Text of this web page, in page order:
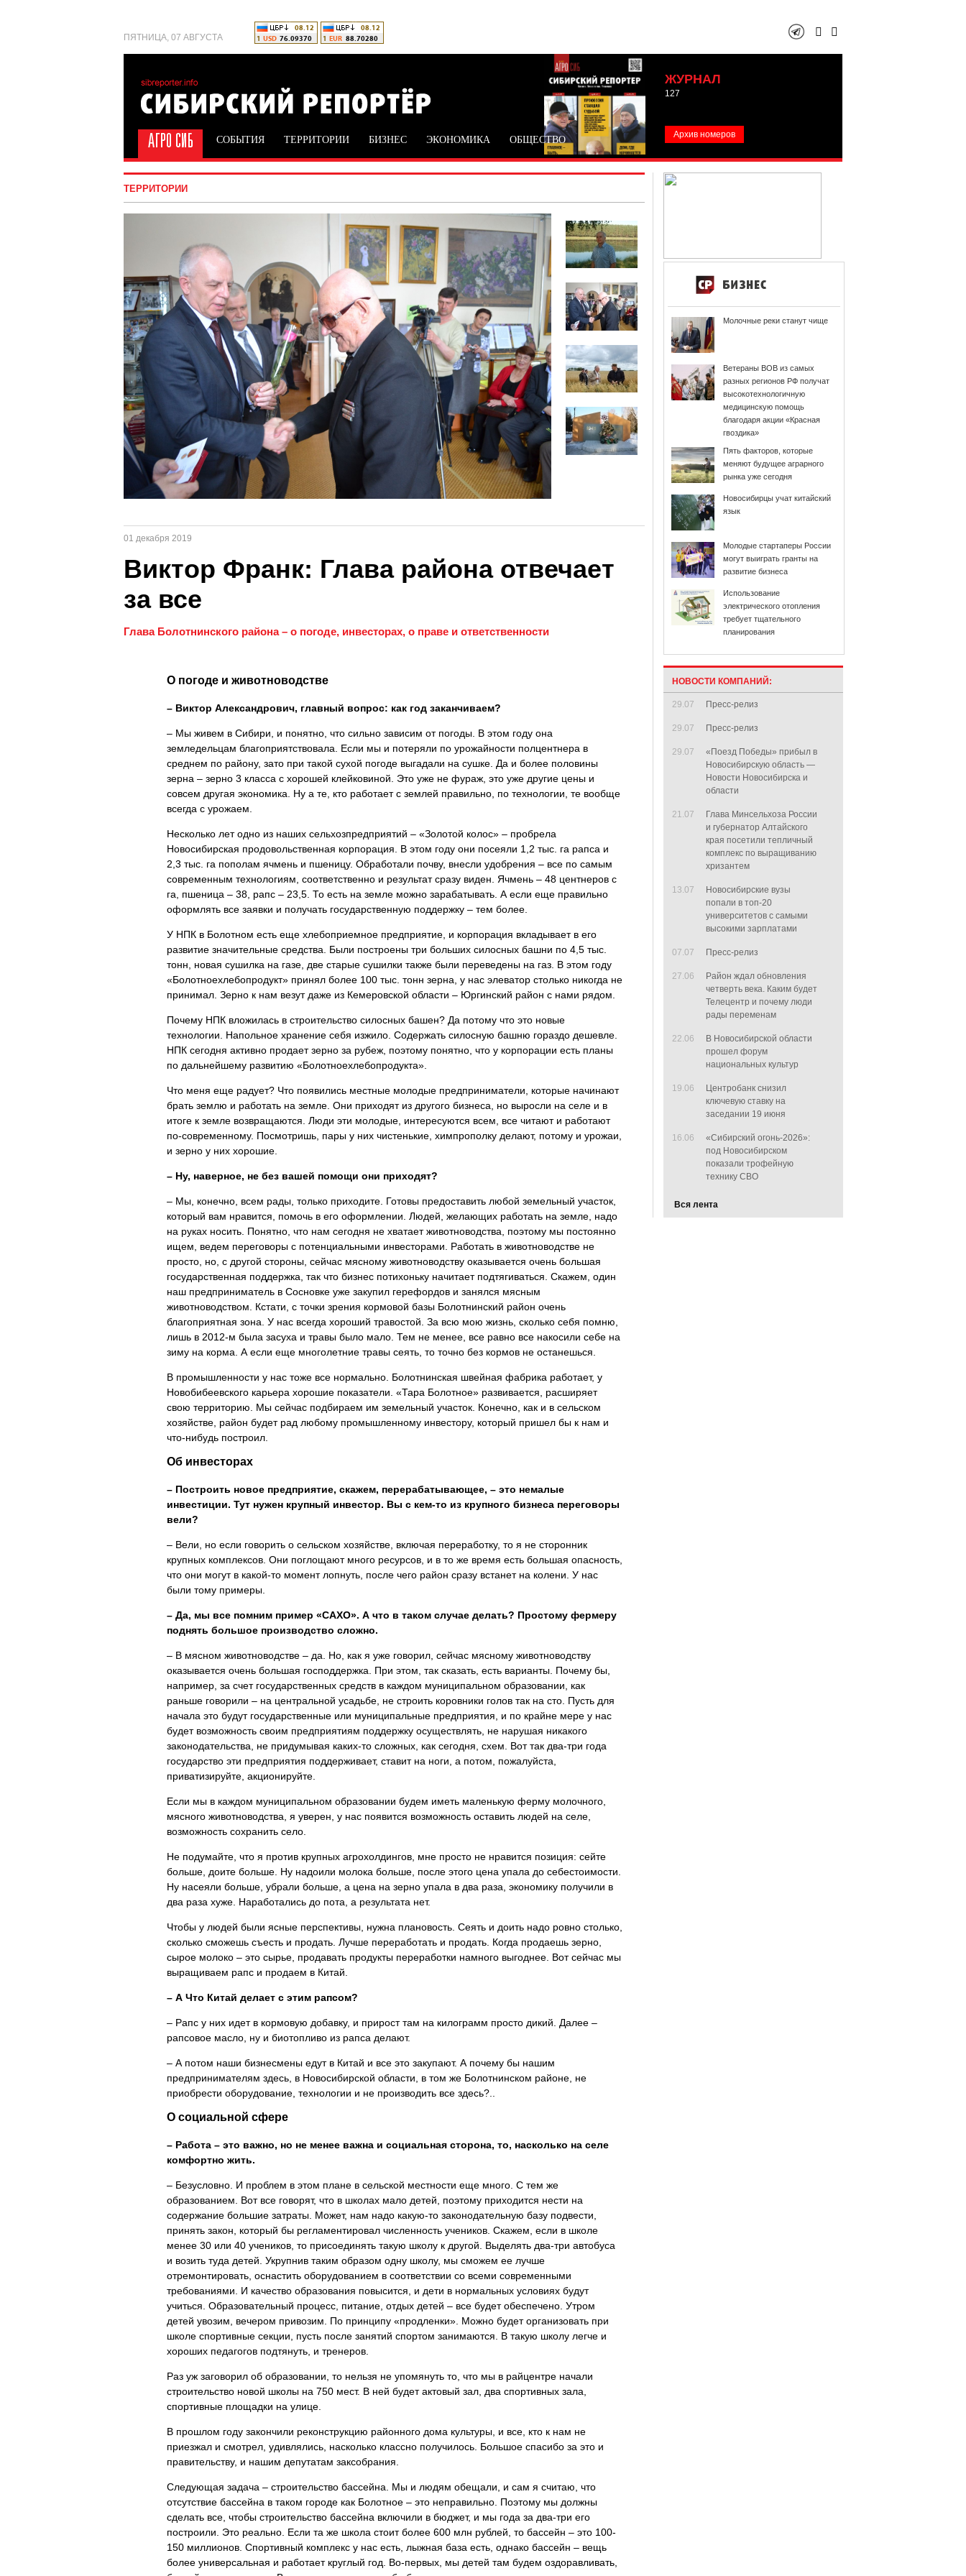
ПЯТНИЦА, 07 АВГУСТА
ЖУРНАЛ
127
Архив номеров
СОБЫТИЯ ТЕРРИТОРИИ БИЗНЕС ЭКОНОМИКА ОБЩЕСТВО
ТЕРРИТОРИИ
01 декабря 2019
Виктор Франк: Глава района отвечает
за все
Глава Болотнинского района – о погоде, инвесторах, о праве и ответственности
О погоде и животноводстве
– Виктор Александрович, главный вопрос: как год заканчиваем?
– Мы живем в Сибири, и понятно, что сильно зависим от погоды. В этом году она
земледельцам благоприятствовала. Если мы и потеряли по урожайности полцентнера в
среднем по району, зато при такой сухой погоде выгадали на сушке. Да и более половины
зерна – зерно 3 класса с хорошей клейковиной. Это уже не фураж, это уже другие цены и
совсем другая экономика. Ну а те, кто работает с землей правильно, по технологии, те вообще
всегда с урожаем.
Несколько лет одно из наших сельхозпредприятий – «Золотой колос» – пробрела
Новосибирская продовольственная корпорация. В этом году они посеяли 1,2 тыс. га рапса и
2,3 тыс. га пополам ячмень и пшеницу. Обработали почву, внесли удобрения – все по самым
современным технологиям, соответственно и результат сразу виден. Ячмень – 48 центнеров с
га, пшеница – 38, рапс – 23,5. То есть на земле можно зарабатывать. А если еще правильно
оформлять все заявки и получать государственную поддержку – тем более.
У НПК в Болотном есть еще хлебоприемное предприятие, и корпорация вкладывает в его
развитие значительные средства. Были построены три больших силосных башни по 4,5 тыс.
тонн, новая сушилка на газе, две старые сушилки также были переведены на газ. В этом году
«Болотноехлебопродукт» принял более 100 тыс. тонн зерна, у нас элеватор столько никогда не
принимал. Зерно к нам везут даже из Кемеровской области – Юргинский район с нами рядом.
Почему НПК вложилась в строительство силосных башен? Да потому что это новые
технологии. Напольное хранение себя изжило. Содержать силосную башню гораздо дешевле.
НПК сегодня активно продает зерно за рубеж, поэтому понятно, что у корпорации есть планы
по дальнейшему развитию «Болотноехлебопродукта».
Что меня еще радует? Что появились местные молодые предприниматели, которые начинают
брать землю и работать на земле. Они приходят из другого бизнеса, но выросли на селе и в
итоге к земле возвращаются. Люди эти молодые, интересуются всем, все читают и работают
по-современному. Посмотришь, пары у них чистенькие, химпрополку делают, потому и урожаи,
и зерно у них хорошие.
– Ну, наверное, не без вашей помощи они приходят?
– Мы, конечно, всем рады, только приходите. Готовы предоставить любой земельный участок,
который вам нравится, помочь в его оформлении. Людей, желающих работать на земле, надо
на руках носить. Понятно, что нам сегодня не хватает животноводства, поэтому мы постоянно
ищем, ведем переговоры с потенциальными инвесторами. Работать в животноводстве не
просто, но, с другой стороны, сейчас мясному животноводству оказывается очень большая
государственная поддержка, так что бизнес потихоньку начитает подтягиваться. Скажем, один
наш предприниматель в Сосновке уже закупил герефордов и занялся мясным
животноводством. Кстати, с точки зрения кормовой базы Болотнинский район очень
благоприятная зона. У нас всегда хороший травостой. За всю мою жизнь, сколько себя помню,
лишь в 2012-м была засуха и травы было мало. Тем не менее, все равно все накосили себе на
зиму на корма. А если еще многолетние травы сеять, то точно без кормов не останешься.
В промышленности у нас тоже все нормально. Болотнинская швейная фабрика работает, у
Новобибеевского карьера хорошие показатели. «Тара Болотное» развивается, расширяет
свою территорию. Мы сейчас подбираем им земельный участок. Конечно, как и в сельском
хозяйстве, район будет рад любому промышленному инвестору, который пришел бы к нам и
что-нибудь построил.
Об инвесторах
– Построить новое предприятие, скажем, перерабатывающее, – это немалые
инвестиции. Тут нужен крупный инвестор. Вы с кем-то из крупного бизнеса переговоры
вели?
– Вели, но если говорить о сельском хозяйстве, включая переработку, то я не сторонник
крупных комплексов. Они поглощают много ресурсов, и в то же время есть большая опасность,
что они могут в какой-то момент лопнуть, после чего район сразу встанет на колени. У нас
были тому примеры.
– Да, мы все помним пример «САХО». А что в таком случае делать? Простому фермеру
поднять большое производство сложно.
– В мясном животноводстве – да. Но, как я уже говорил, сейчас мясному животноводству
оказывается очень большая господдержка. При этом, так сказать, есть варианты. Почему бы,
например, за счет государственных средств в каждом муниципальном образовании, как
раньше говорили – на центральной усадьбе, не строить коровники голов так на сто. Пусть для
начала это будут государственные или муниципальные предприятия, и по крайне мере у нас
будет возможность своим предприятиям поддержку осуществлять, не нарушая никакого
законодательства, не придумывая каких-то сложных, как сегодня, схем. Вот так два-три года
государство эти предприятия поддерживает, ставит на ноги, а потом, пожалуйста,
приватизируйте, акционируйте.
Если мы в каждом муниципальном образовании будем иметь маленькую ферму молочного,
мясного животноводства, я уверен, у нас появится возможность оставить людей на селе,
возможность сохранить село.
Не подумайте, что я против крупных агрохолдингов, мне просто не нравится позиция: сейте
больше, доите больше. Ну надоили молока больше, после этого цена упала до себестоимости.
Ну насеяли больше, убрали больше, а цена на зерно упала в два раза, экономику получили в
два раза хуже. Наработались до пота, а результата нет.
Чтобы у людей были ясные перспективы, нужна плановость. Сеять и доить надо ровно столько,
сколько сможешь съесть и продать. Лучше переработать и продать. Когда продаешь зерно,
сырое молоко – это сырье, продавать продукты переработки намного выгоднее. Вот сейчас мы
выращиваем рапс и продаем в Китай.
– А Что Китай делает с этим рапсом?
– Рапс у них идет в кормовую добавку, и прирост там на килограмм просто дикий. Далее –
рапсовое масло, ну и биотопливо из рапса делают.
– А потом наши бизнесмены едут в Китай и все это закупают. А почему бы нашим
предпринимателям здесь, в Новосибирской области, в том же Болотнинском районе, не
приобрести оборудование, технологии и не производить все здесь?..
О социальной сфере
– Работа – это важно, но не менее важна и социальная сторона, то, насколько на селе
комфортно жить.
– Безусловно. И проблем в этом плане в сельской местности еще много. С тем же
образованием. Вот все говорят, что в школах мало детей, поэтому приходится нести на
содержание большие затраты. Может, нам надо какую-то законодательную базу подвести,
принять закон, который бы регламентировал численность учеников. Скажем, если в школе
менее 30 или 40 учеников, то присоединять такую школу к другой. Выделять два-три автобуса
и возить туда детей. Укрупнив таким образом одну школу, мы сможем ее лучше
отремонтировать, оснастить оборудованием в соответствии со всеми современными
требованиями. И качество образования повысится, и дети в нормальных условиях будут
учиться. Образовательный процесс, питание, отдых детей – все будет обеспечено. Утром
детей увозим, вечером привозим. По принципу «продленки». Можно будет организовать при
школе спортивные секции, пусть после занятий спортом занимаются. В такую школу легче и
хороших педагогов подтянуть, и тренеров.
Раз уж заговорил об образовании, то нельзя не упомянуть то, что мы в райцентре начали
строительство новой школы на 750 мест. В ней будет актовый зал, два спортивных зала,
спортивные площадки на улице.
В прошлом году закончили реконструкцию районного дома культуры, и все, кто к нам не
приезжал и смотрел, удивлялись, насколько классно получилось. Большое спасибо за это и
правительству, и нашим депутатам заксобрания.
Следующая задача – строительство бассейна. Мы и людям обещали, и сам я считаю, что
отсутствие бассейна в таком городе как Болотное – это неправильно. Поэтому мы должны
сделать все, чтобы строительство бассейна включили в бюджет, и мы года за два-три его
построили. Это реально. Если та же школа стоит более 600 млн рублей, то бассейн – это 100-
150 миллионов. Спортивный комплекс у нас есть, лыжная база есть, однако бассейн – вещь
более универсальная и работает круглый год. Во-первых, мы детей там будем оздоравливать,
Молочные реки станут чище
Ветераны ВОВ из самых
разных регионов РФ получат
высокотехнологичную
медицинскую помощь
благодаря акции «Красная
гвоздика»
Пять факторов, которые
меняют будущее аграрного
рынка уже сегодня
Новосибирцы учат китайский
язык
Молодые стартаперы России
могут выиграть гранты на
развитие бизнеса
Использование
электрического отопления
требует тщательного
планирования
НОВОСТИ КОМПАНИЙ:
29.07 Пресс-релиз
29.07 Пресс-релиз
29.07
«Поезд Победы» прибыл в
Новосибирскую область —
Новости Новосибирска и
области
21.07
Глава Минсельхоза России
и губернатор Алтайского
края посетили тепличный
комплекс по выращиванию
хризантем
13.07
Новосибирские вузы
попали в топ-20
университетов с самыми
высокими зарплатами
07.07 Пресс-релиз
27.06
Район ждал обновления
четверть века. Каким будет
Телецентр и почему люди
рады переменам
22.06
В Новосибирской области
прошел форум
национальных культур
19.06
Центробанк снизил
ключевую ставку на
заседании 19 июня
16.06
«Сибирский огонь-2026»:
под Новосибирском
показали трофейную
технику СВО
Вся лента